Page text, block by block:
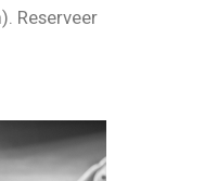
Reserveer